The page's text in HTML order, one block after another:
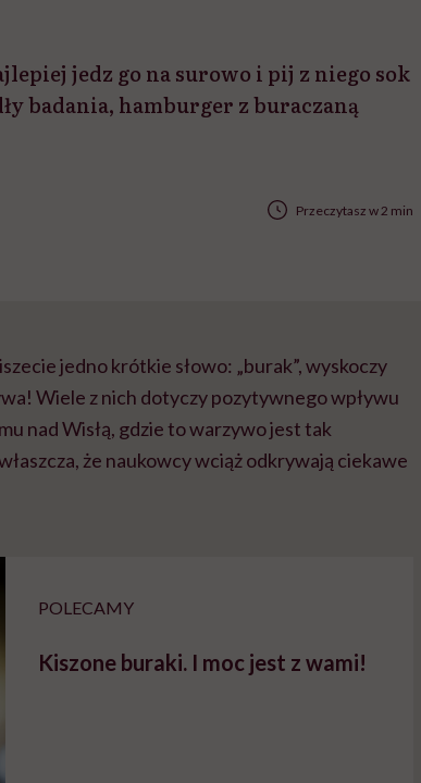
jedz go na surowo i pij z niego sok
badania, hamburger z buraczaną
Przeczytasz w 2 min
jedno krótkie słowo: „burak”, wyskoczy
Wiele z nich dotyczy pozytywnego wpływu
nad Wisłą, gdzie to warzywo jest tak
że naukowcy wciąż odkrywają ciekawe
POLECAMY
Kiszone buraki. I moc jest z wami!